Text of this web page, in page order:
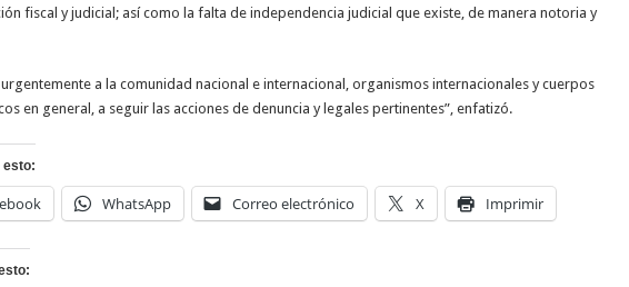
fiscal y judicial; así como la falta de independencia judicial que existe, de manera notoria y
urgentemente a la comunidad nacional e internacional, organismos internacionales y cuerpos
en general, a seguir las acciones de denuncia y legales pertinentes”, enfatizó.
esto:
WhatsApp Correo electrónico X Imprimir